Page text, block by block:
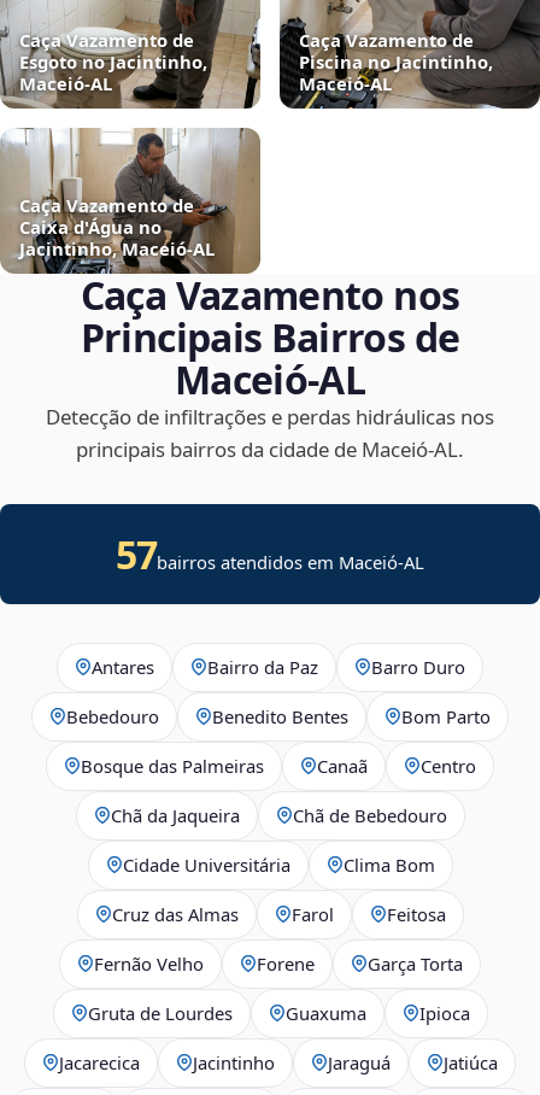
Caça Vazamento de
Esgoto no Jacintinho,
Maceió‑AL
Caça Vazamento de
Piscina no Jacintinho,
Maceió‑AL
Caça Vazamento de
Caixa d'Água no
Jacintinho, Maceió‑AL
Caça Vazamento nos
Principais Bairros de
Maceió‑AL
Detecção de infiltrações e perdas hidráulicas nos
principais bairros da cidade de Maceió‑AL.
57bairros atendidos em Maceió-AL
Antares Bairro da Paz Barro Duro
Bebedouro Benedito Bentes Bom Parto
Bosque das Palmeiras Canaã Centro
Chã da Jaqueira Chã de Bebedouro
Cidade Universitária Clima Bom
Cruz das Almas Farol Feitosa
Fernão Velho Forene Garça Torta
Gruta de Lourdes Guaxuma Ipioca
Jacarecica Jacintinho Jaraguá Jatiúca